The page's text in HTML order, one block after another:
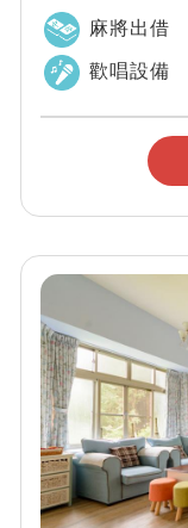
麻將出借
歡唱設備